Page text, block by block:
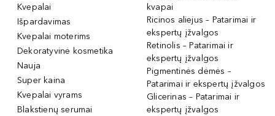
Kvepalai
Išpardavimas
Kvepalai moterims
Dekoratyvinė kosmetika
Nauja
Super kaina
Kvepalai vyrams
Blakstienų serumai
kvapai
Ricinos aliejus – Patarimai ir
ekspertų įžvalgos
Retinolis – Patarimai ir
ekspertų įžvalgos
Pigmentinės dėmės –
Patarimai ir ekspertų įžvalgos
Glicerinas – Patarimai ir
ekspertų įžvalgos